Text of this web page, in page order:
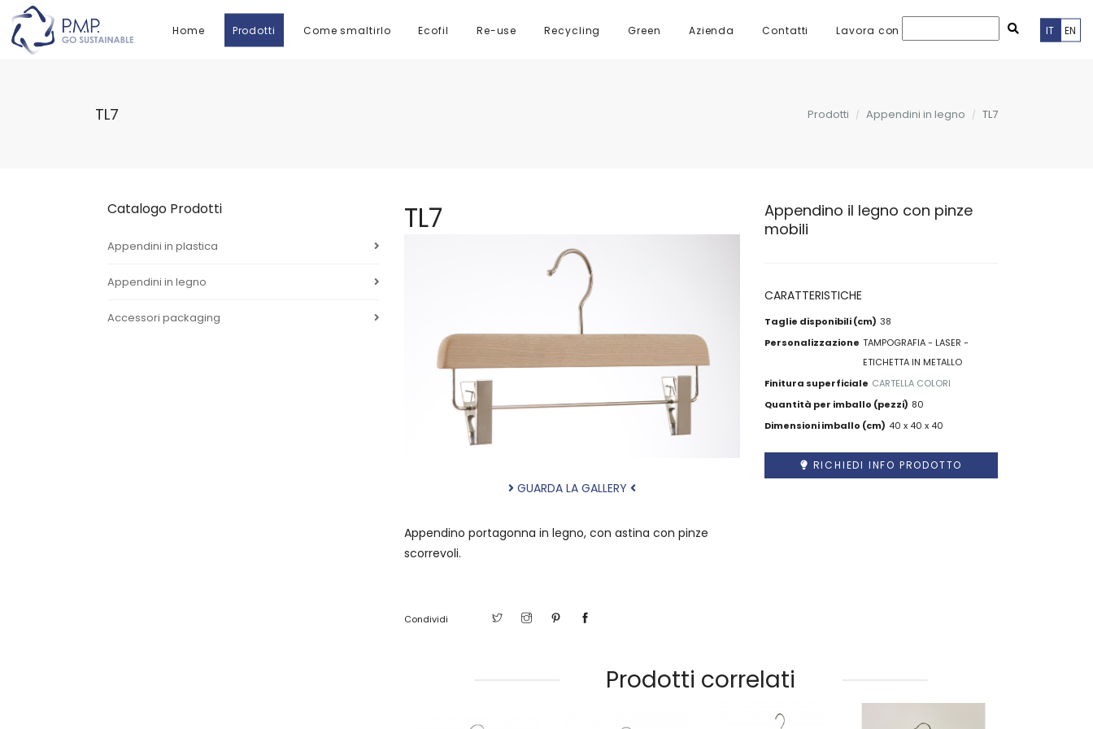
Home Prodotti Come smaltirlo Ecofil Re-use Recycling Green Azienda Contatti Lavora con noi IT EN
TL7 Prodotti Appendini in legno TL7
TL7
GUARDA LA GALLERY
Appendino portagonna in legno, con astina con pinze
scorrevoli.
Condividi
Appendino il legno con pinze
mobili
CARATTERISTICHE
Taglie disponibili (cm)38
PersonalizzazioneTAMPOGRAFIA - LASER -
ETICHETTA IN METALLO
Finitura superficiale CARTELLA COLORI
Quantità per imballo (pezzi) 80
Dimensioni imballo (cm) 40 x 40 x 40
RICHIEDI INFO PRODOTTO
Prodotti correlati
Catalogo Prodotti
Appendini in plastica
Appendini in legno
Accessori packaging